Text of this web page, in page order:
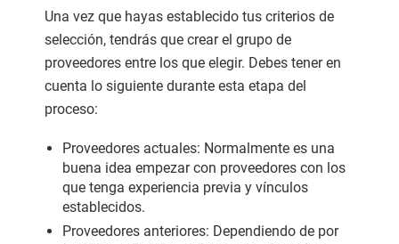
Una vez que hayas establecido tus criterios de
selección, tendrás que crear el grupo de
proveedores entre los que elegir. Debes tener en
cuenta lo siguiente durante esta etapa del
proceso:
Proveedores actuales: Normalmente es una
buena idea empezar con proveedores con los
que tenga experiencia previa y vínculos
establecidos.
Proveedores anteriores: Dependiendo de por